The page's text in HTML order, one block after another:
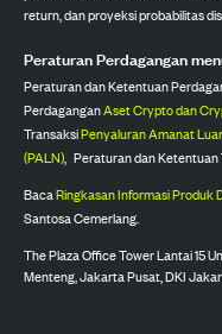
return, dan proyeksi probabilitas
Peraturan Perdagangan
Peraturan dan Ketentuan
PerdaganganAset Crypto dan
TransaksiPenyaluran Amanat
(PALN), Peraturan dan Ketentuan
BacaRingkasan Informasi Produk
Santosa Cemerlang.
The Plaza Office Tower Lantai 15
Menteng, Jakarta Pusat, DKI